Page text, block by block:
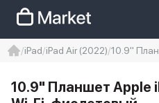
Iphone 14 pro max
iPad iPad Air (2022) 10.9"
10.9" Планшет Apple